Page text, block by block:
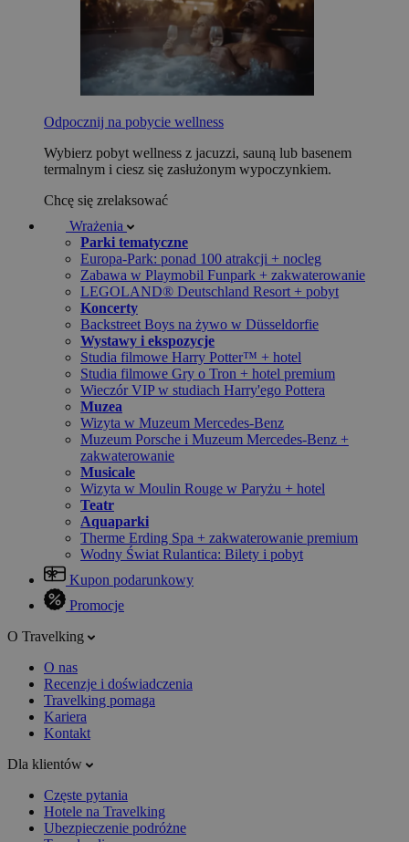
Odpocznij na pobycie wellness
Wybierz pobyt wellness z jacuzzi, sauną lub basenem
termalnym i ciesz się zasłużonym wypoczynkiem.
Chcę się zrelaksować
Wrażenia
Parki tematyczne
Europa-Park: ponad 100 atrakcji + nocleg
Zabawa w Playmobil Funpark + zakwaterowanie
LEGOLAND® Deutschland Resort + pobyt
Koncerty
Backstreet Boys na żywo w Düsseldorfie
Wystawy i ekspozycje
Studia filmowe Harry Potter™ + hotel
Studia filmowe Gry o Tron + hotel premium
Wieczór VIP w studiach Harry'ego Pottera
Muzea
Wizyta w Muzeum Mercedes-Benz
Muzeum Porsche i Muzeum Mercedes-Benz +
zakwaterowanie
Musicale
Wizyta w Moulin Rouge w Paryżu + hotel
Teatr
Aquaparki
Therme Erding Spa + zakwaterowanie premium
Wodny Świat Rulantica: Bilety i pobyt
Kupon podarunkowy
Promocje
O Travelking
O nas
Recenzje i doświadczenia
Travelking pomaga
Kariera
Kontakt
Dla klientów
Częste pytania
Hotele na Travelking
Ubezpieczenie podróżne